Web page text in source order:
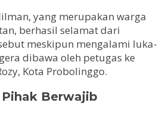
yang merupakan warga
berhasil selamat dari
meskipun mengalami luka-
dibawa oleh petugas ke
Kota Probolinggo.
Berwajib